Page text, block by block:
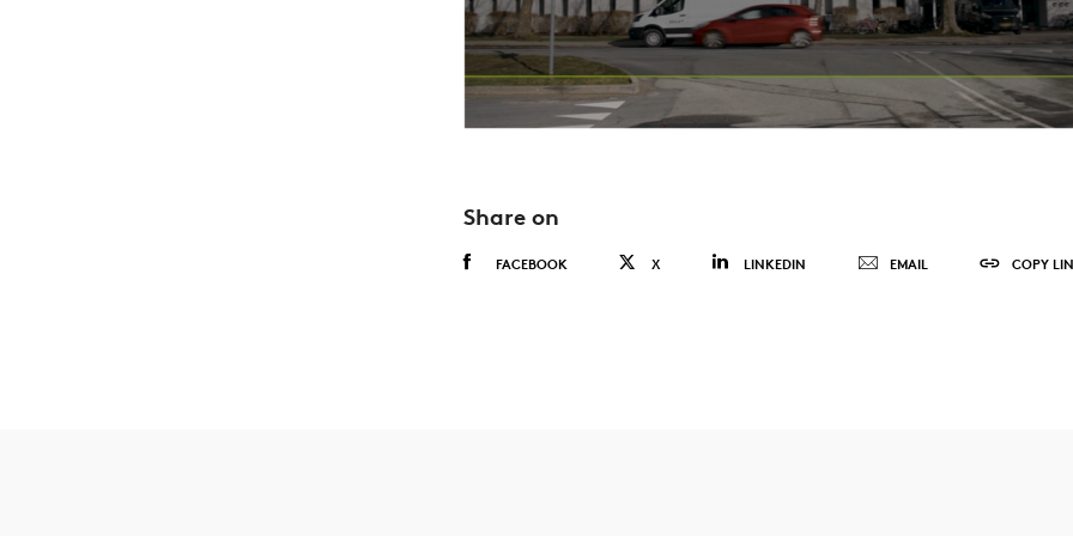
Share on
FACEBOOK X LINKEDIN EMAIL COPY